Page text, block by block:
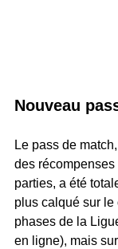
Nouveau
Le pass de
des
parties, a été
plus calqué sur
phases de la
en ligne), mais